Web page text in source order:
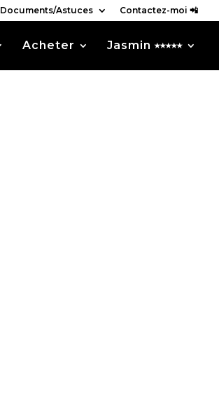
Documents/Astuces Contactez-moi 📲
Acheter Jasmin ⭑⭑⭑⭑⭑